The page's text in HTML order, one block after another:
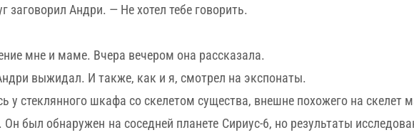
заговорил Андри. — Не хотел тебе говорить.
мне и маме. Вчера вечером она рассказала.
выжидал. И также, как и я, смотрел на экспонаты.
у стеклянного шкафа со скелетом существа, внешне похожего на скелет
был обнаружен на соседней планете Сириус-6, но результаты